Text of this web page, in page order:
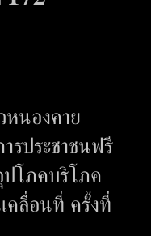
หนองคาย
รประชาชนฟรี
โภคบริโภค
คลื่อนที่ ครั้งที่